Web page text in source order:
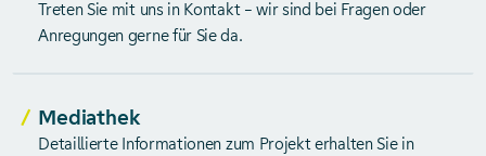
Treten Sie mit uns in Kontakt – wir sind bei Fragen oder
Anregungen gerne für Sie da.
Mediathek
Detaillierte Informationen zum Projekt erhalten Sie in